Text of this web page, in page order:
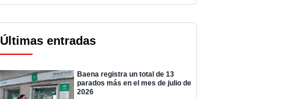
Últimas entradas
Baena registra un total de 13
parados más en el mes de julio de
2026